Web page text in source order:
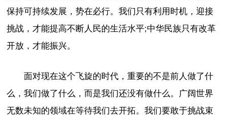
保持可持续发展，势在必行。我们只有利用时机，迎接
挑战，才能提高不断人民的生活水平;中华民族只有改革
开放，才能振兴。
面对现在这个飞旋的时代，重要的不是前人做了什
么，我们做了什么，而是我们还没有做什么。广阔世界
无数未知的领域在等待我们去开拓。我们要敢于挑战束